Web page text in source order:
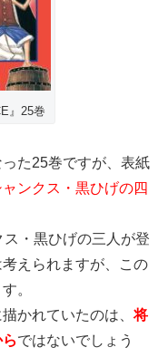
』25巻
た25巻ですが、表紙
ンクス・黒ひげの四
・黒ひげの三人が登
えられますが、この
。
かれていたのは、将
ではないでしょう